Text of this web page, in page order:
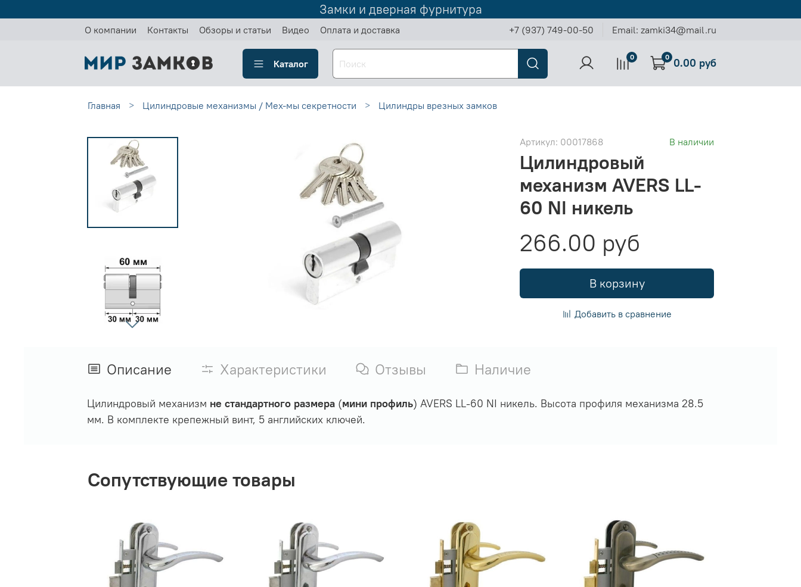
Замки и дверная фурнитура
О компании Контакты Обзоры и статьи Видео Оплата и доставка +7 (937) 749-00-50 Email: zamki34@mail.ru
Каталог
0 0 0.00 руб
Главная Цилиндровые механизмы / Мех-мы секретности Цилиндры врезных замков
Артикул: 00017868 В наличии
Цилиндровый
механизм AVERS LL-
60 NI никель
266.00 руб
В корзину
Добавить в сравнение
Описание Характеристики Отзывы Наличие
Цилиндровый механизм не стандартного размера (мини профиль) AVERS LL-60 NI никель. Высота профиля механизма 28.5
мм. В комплекте крепежный винт, 5 английских ключей.
Сопутствующие товары